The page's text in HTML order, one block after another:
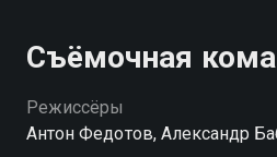
мира. Очень быстро
связаны с магией, а значит,
становятся угрозой для
двумя реальностями. За
Съёмочная
Режиссёры
Антон Федотов, Александр